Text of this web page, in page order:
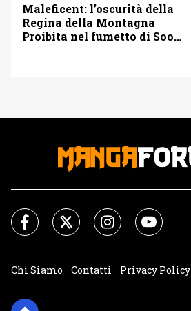
Maleficent: l’oscurità della
Regina della Montagna
Proibita nel fumetto di Soo
Chi Siamo Contatti Privacy Policy